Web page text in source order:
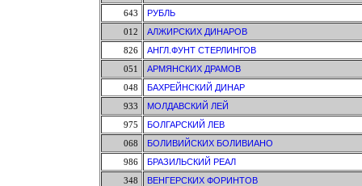
643
РУБЛЬ
012
АЛЖИРСКИХ ДИНАРОВ
826
АНГЛ.ФУНТ СТЕРЛИНГОВ
051
АРМЯНСКИХ ДРАМОВ
048
БАХРЕЙНСКИЙ ДИНАР
933
МОЛДАВСКИЙ ЛЕЙ
975
БОЛГАРСКИЙ ЛЕВ
068
БОЛИВИЙСКИХ БОЛИВИАНО
986
БРАЗИЛЬСКИЙ РЕАЛ
348
ВЕНГЕРСКИХ ФОРИНТОВ